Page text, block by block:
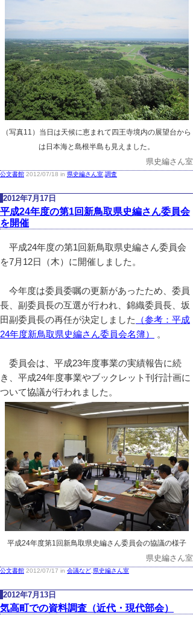
（写真11）当日は天候に恵まれて四王寺境内の展望台から
は日本海と島根半島も見えました。
県史編さん室
公文書館 2012/07/18 in 県史編さん室 調査
2012年7月17日
平成24年度の第1回新鳥取県史編さん委員会
を開催
平成24年度の第1回新鳥取県史編さん委員会
を7月12日（木）に開催しました。
今年度は委員委嘱の更新があったため、委員
長、副委員長の互選が行われ、錦織委員長、坂
田副委員長の再任が決定しました
（参考：平成
24年度新鳥取県史編さん委員会名簿）
。
委員会は、平成23年度事業の実績報告に続
き、平成24年度事業やブックレット刊行計画に
ついて協議が行われました。
平成24年度第1回新鳥取県史編さん委員会の協議の様子
県史編さん室
公文書館 2012/07/17 in 会議など 県史編さん室
2012年7月13日
気高町での資料調査（近代・現代部会）